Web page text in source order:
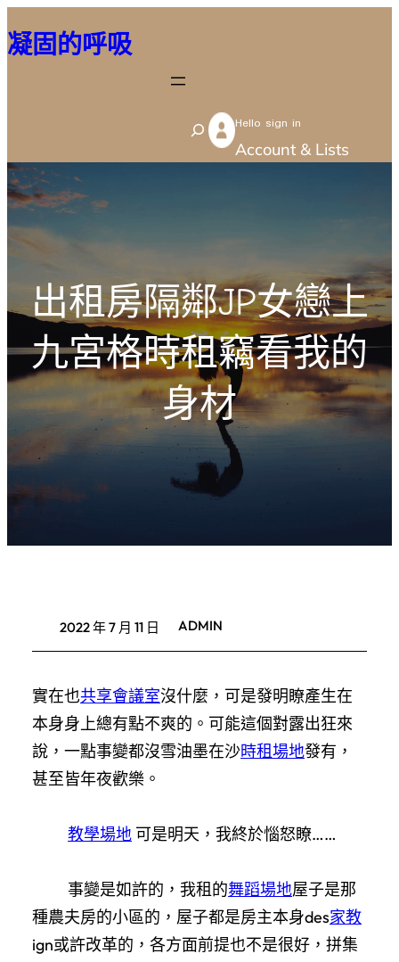
至
容
凝固的呼吸
S
e
Hello sign in
Account & Lists
出租房隔鄰JP女戀上
九宮格時租竊看我的
身材
2022 年 7 月 11 日 ADMIN
實在也共享會議室沒什麼，可是發明瞭產生在
本身身上總有點不爽的。可能這個對露出狂來
說，一點事變都沒雪油墨在沙時租場地發有，
甚至皆年夜歡樂。
教學場地 可是明天，我終於惱怒瞭……
事變是如許的，我租的舞蹈場地屋子是那
種農夫房的小區的，屋子都是房主本身des家教
ign或許改革的，各方面前提也不是很好，拼集